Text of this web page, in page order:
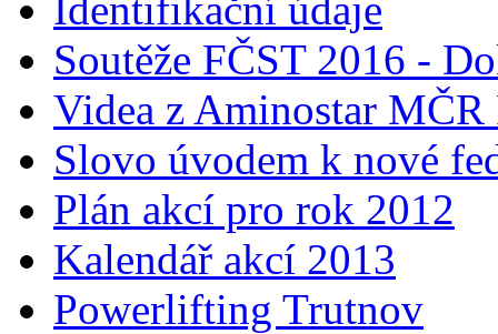
Soutěže FČST 2016 -
Videa z Aminostar MČR
Slovo úvodem k nové
Plán akcí pro rok 2012
Kalendář akcí 2013
Powerlifting Trutnov